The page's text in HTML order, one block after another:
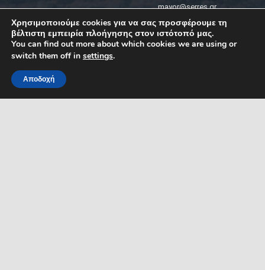
mayor@serres.gr
Email DPO (Υπευθύνου
Προστασίας Δεδομένων):
dpo@serres.gr
ΡΟΗ ΕΙΔΗΣΕΩΝ
ΔΗΜΟΤΗ ΚΑΙ ΤΗΣ
Χρησιμοποιούμε cookies για να σας προσφέρουμε τη
βέλτιστη εμπειρία πλοήγησης στον ιστότοπό μας.
You can find out more about which cookies we are using or
switch them off in settings.
Αποδοχή